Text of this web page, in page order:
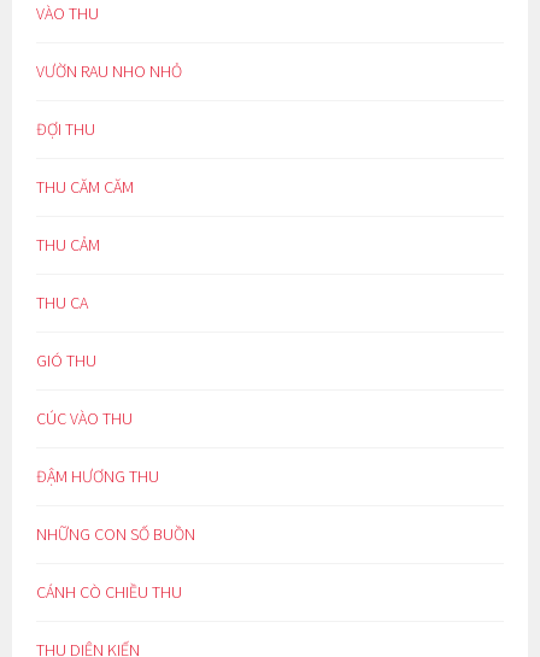
VÀO THU
VƯỜN RAU NHO NHỎ
ĐỢI THU
THU CĂM CĂM
THU CẢM
THU CA
GIÓ THU
CÚC VÀO THU
ĐẬM HƯƠNG THU
NHỮNG CON SỐ BUỒN
CÁNH CÒ CHIỀU THU
THU DIỆN KIẾN